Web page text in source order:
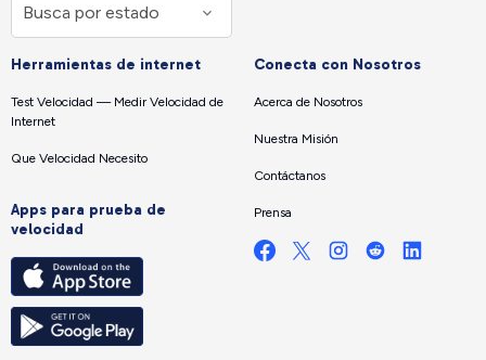
Herramientas de internet
Test Velocidad — Medir Velocidad de
Internet
Que Velocidad Necesito
Apps para prueba de
velocidad
Conecta con Nosotros
Acerca de Nosotros
Nuestra Misión
Contáctanos
Prensa